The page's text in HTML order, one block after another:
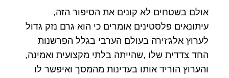
אולם בשטחים לא קונים את הסיפור הזה,
עיתונאים פלסטינים אומרים כי הוא גרם נזק גדול
לערוץ אלג'זירה בעולם הערבי בגלל הפרשנות
החד צדדית שלו ,שהייתה בלתי מקצועית ואמינה,
והערוץ הוריד אותו בעדינות מהמסך ואיפשר לו